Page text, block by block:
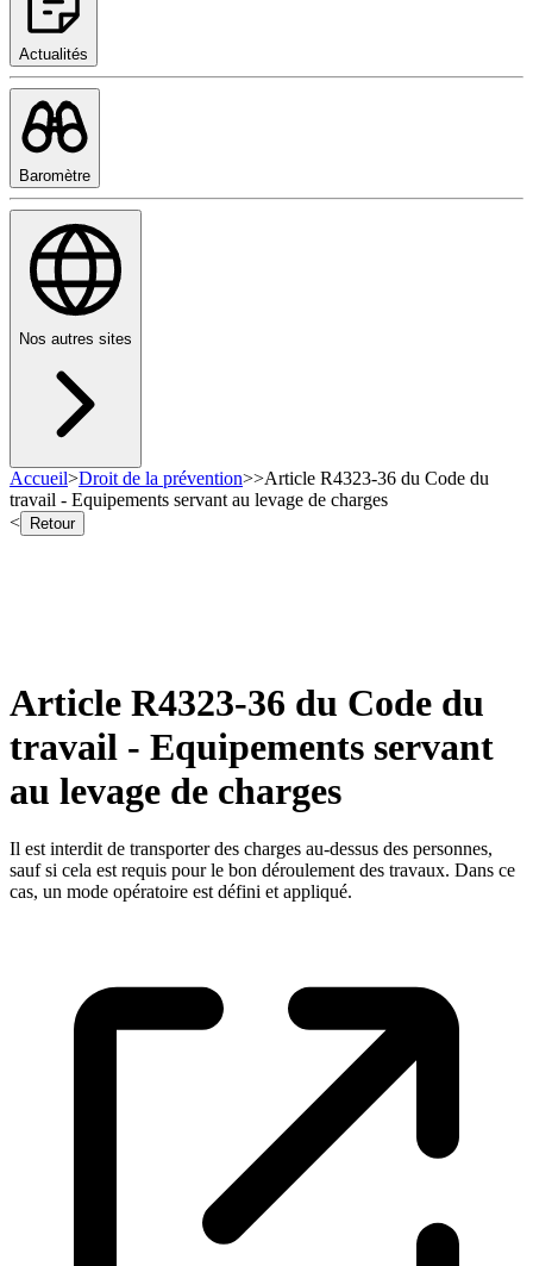
Actualités
Baromètre
Nos autres sites
Accueil>Droit de la prévention>>Article R4323-36 du Code du
travail - Equipements servant au levage de charges
<
Retour
Article R4323-36 du Code du
travail - Equipements servant
au levage de charges
Il est interdit de transporter des charges au-dessus des personnes,
sauf si cela est requis pour le bon déroulement des travaux. Dans ce
cas, un mode opératoire est défini et appliqué.